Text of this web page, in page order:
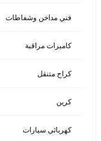
فني مداخن وشفاطات
كاميرات مراقبة
كراج متنقل
كرين
كهربائي سيارات